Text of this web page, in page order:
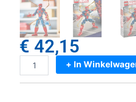
€ 42,15
Lego
+ In